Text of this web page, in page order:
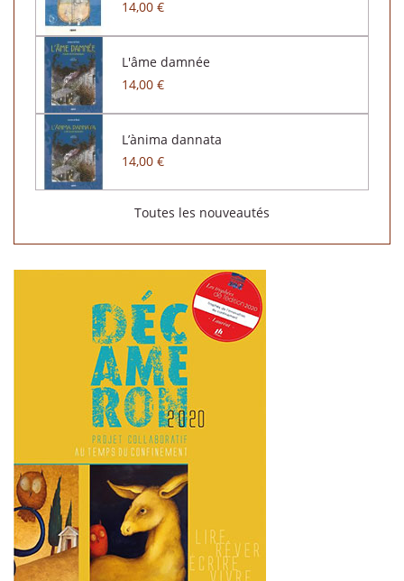
14,00 €
L'âme damnée
14,00 €
L’ànima dannata
14,00 €
Toutes les nouveautés